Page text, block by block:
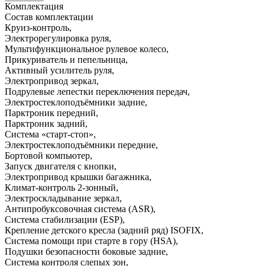
Комплектация
Состав комплектации
Круиз-контроль,
Электрорегулировка руля,
Мультифункциональное рулевое колесо,
Прикуриватель и пепельница,
Активный усилитель руля,
Электропривод зеркал,
Подрулевые лепестки переключения передач,
Электростеклоподъёмники задние,
Парктроник передний,
Парктроник задний,
Система «старт-стоп»,
Электростеклоподъёмники передние,
Бортовой компьютер,
Запуск двигателя с кнопки,
Электропривод крышки багажника,
Климат-контроль 2-зонный,
Электроскладывание зеркал,
Антипробуксовочная система (ASR),
Система стабилизации (ESP),
Крепление детского кресла (задний ряд) ISOFIX,
Система помощи при старте в гору (HSA),
Подушки безопасности боковые задние,
Система контроля слепых зон,